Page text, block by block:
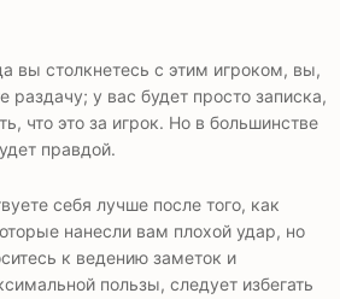
вы столкнетесь с этим игроком, вы,
раздачу; у вас будет просто записка,
что это за игрок. Но в большинстве
правдой.
себя лучше после того, как
нанесли вам плохой удар, но
к ведению заметок и
пользы, следует избегать